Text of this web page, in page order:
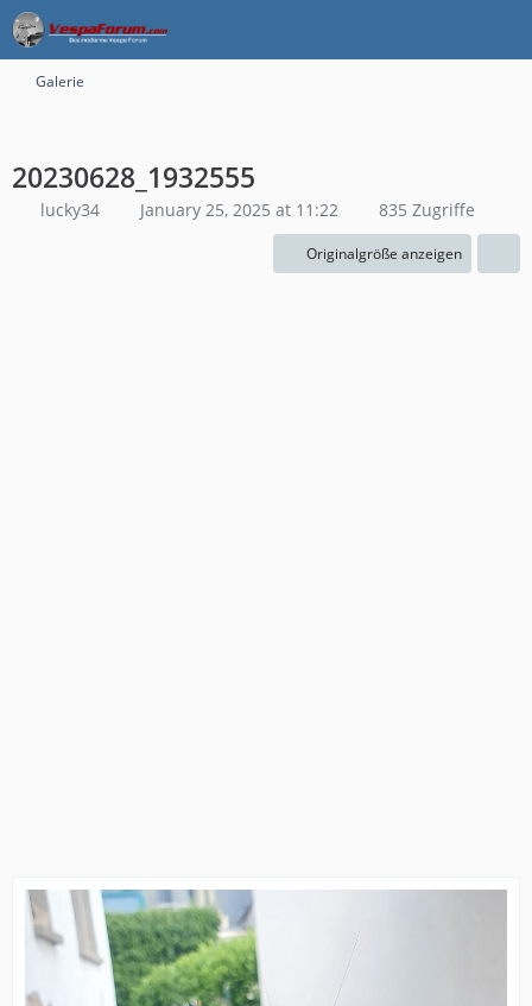
Galerie
20230628_1932555
lucky34 January 25, 2025 at 11:22 835 Zugriffe
Originalgröße anzeigen